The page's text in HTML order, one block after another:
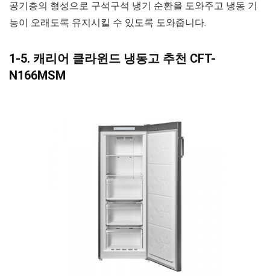
공기층의 형성으로 구석구석 냉기 순환을 도와주고 냉동 기
능이 오래도록 유지시킬 수 있도록 도와줍니다.
1-5. 캐리어 클라윈드 냉동고 추천 CFT-
N166MSM